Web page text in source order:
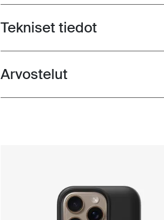
Toggle techspec
Tekniset tiedot
Toggle overview
Arvostelut